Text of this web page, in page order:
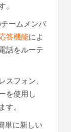
ームメンバ
答機能によ
話をルーテ
フォン、
を使用し
。
単に新しい